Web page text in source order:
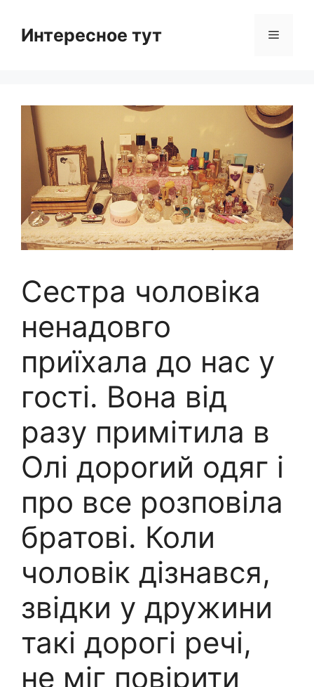
contentИнтересное тут Menu
Сестра чоловіка
ненадовго
приїхала до нас у
гості. Вона від
разу примітила в
Олі дороrий одяг і
про все розповіла
братові. Коли
чоловік дізнався,
звідки у дружини
такі дорогі речі,
не міг повірити